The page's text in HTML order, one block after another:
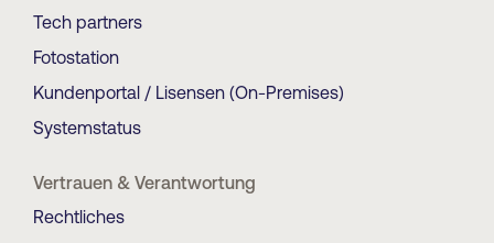
Tech partners
Fotostation
Kundenportal / Lisensen (On-Premises)
Systemstatus
Vertrauen & Verantwortung
Rechtliches